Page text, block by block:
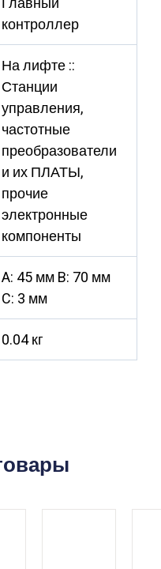
контроллер
На лифте ::
Станции
управления,
частотные
преобразователи
и их ПЛАТЫ,
прочие
электронные
компоненты
A: 45 мм B: 70 мм
C: 3 мм
0.04 кг